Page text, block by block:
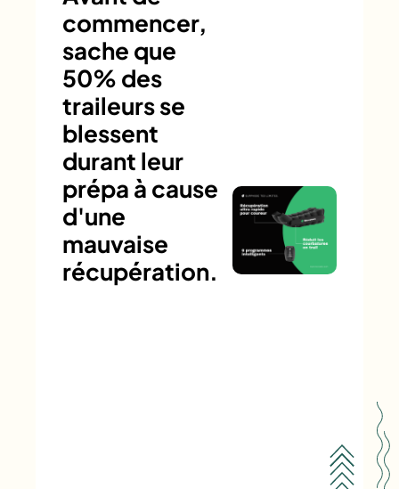
commencer,
sache que
50% des
traileurs se
blessent
durant leur
prépa à cause
d'une
mauvaise
récupération.